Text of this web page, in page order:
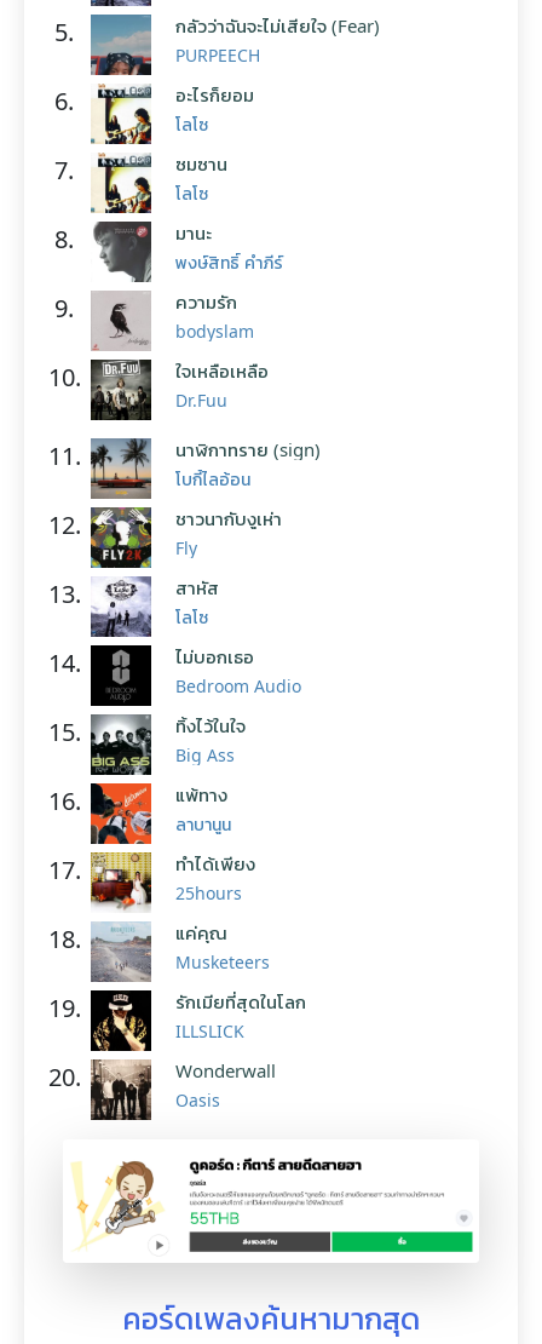
5. กลัวว่าฉันจะไม่เสียใจ (Fear)
PURPEECH
6. อะไรก็ยอม
โลโซ
7. ซมซาน
โลโซ
8. มานะ
พงษ์สิทธิ์ คำภีร์
9. ความรัก
bodyslam
10. ใจเหลือเหลือ
Dr.Fuu
11. นาฬิกาทราย (sign)
โบกี้ไลอ้อน
12. ชาวนากับงูเห่า
Fly
13. สาหัส
โลโซ
14. ไม่บอกเธอ
Bedroom Audio
15. ทิ้งไว้ในใจ
Big Ass
16. แพ้ทาง
ลาบานูน
17. ทำได้เพียง
25hours
18. แค่คุณ
Musketeers
19. รักเมียที่สุดในโลก
ILLSLICK
20. Wonderwall
Oasis
คอร์ดเพลงค้นหามากสุด